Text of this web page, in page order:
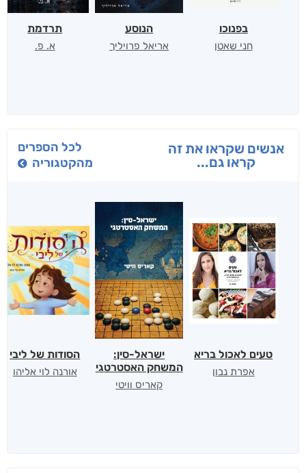
בפנוכו
חני שאטן
הנוסע
אריאל פרויליך
תרדמת
א. פ.
אנשים שקראו את זה
קראו גם...
לכל הספרים
מהקטגוריה
טעים לאכול בריא
אפרת נבון
ישראל-סין:
המשחק האסטרטגי
קאריס וויטי
הסודות של ליבי
אורנה לוי אליהו